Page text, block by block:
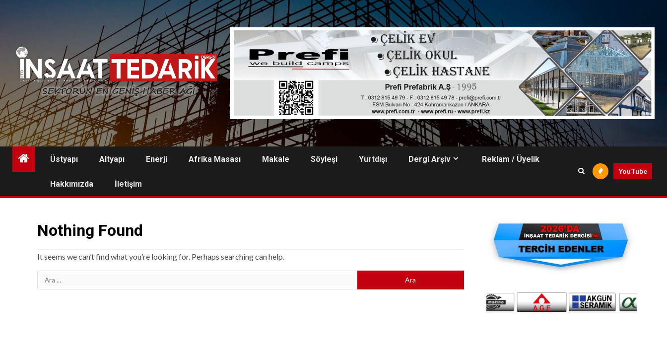
Üstyapı Altyapı Enerji Afrika Masası Makale Söyleşi Yurtdışı Dergi Arşiv Reklam / Üyelik
Hakkımızda İletişim
YouTube
Nothing Found
It seems we can’t find what you’re looking for. Perhaps searching can help.
Arama: